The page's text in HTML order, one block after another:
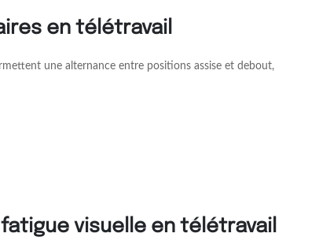
en télétravail
une alternance entre positions assise et debout,
visuelle en télétravail